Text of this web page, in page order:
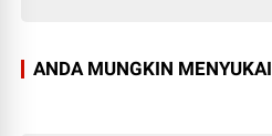
ANDA MUNGKIN